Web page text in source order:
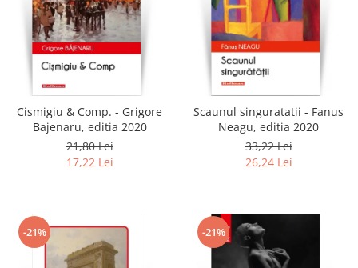
Cismigiu & Comp. - Grigore
Bajenaru, editia 2020
21,80 Lei
17,22 Lei
Scaunul singuratatii - Fanus
Neagu, editia 2020
33,22 Lei
26,24 Lei
-21% -21%